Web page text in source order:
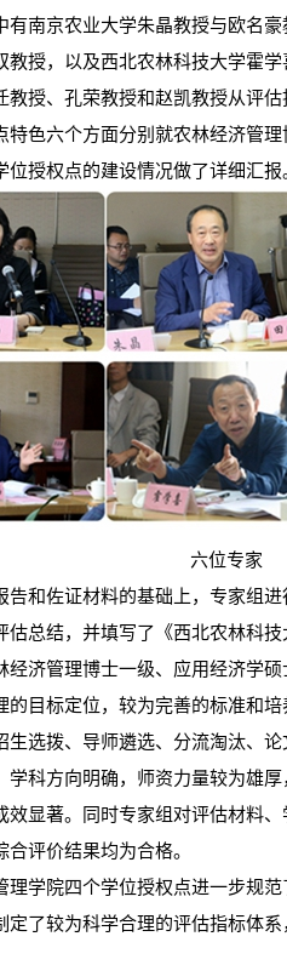
有南京农业大学朱晶教授与欧名
教授，以及西北农林科技大学霍
授、孔荣教授和赵凯教授从评
特色六个方面分别就农林经济管
授权点的建设情况做了详细汇报
六位专家
佐证材料的基础上，专家组进
估总结，并填写了《西北农林科
经济管理博士一级、应用经济学
的目标定位，较为完善的标准和
生选拨、导师遴选、分流淘汰、
学科方向明确，师资力量较为雄
效显著。同时专家组对评估材料
评价结果均为合格。
院四个学位授权点进一步规范
了较为科学合理的评估指标体系